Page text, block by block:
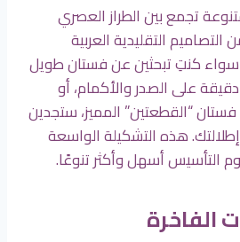
تجمع بين الطراز العصري
التقليدية العربية
سواء كنتِ تبحثين عن فستان طويل
على الصدر والأكمام، أو
“القطعتين” المميز، ستجدين
هذه التشكيلة الواسعة
التأسيس أسهل وأكثر تنوعًا.